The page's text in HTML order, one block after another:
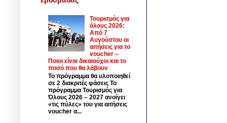
Τουρισμός για
όλους 2026:
Από 7
Αυγούστου οι
αιτήσεις για το
voucher –
Ποιοι είναι δικαιούχοι και το
ποσό που θα λάβουν
Το πρόγραμμα θα υλοποιηθεί
σε 2 διακριτές φάσεις Το
πρόγραμμα Τουρισμός για
Όλους 2026 – 2027 ανοίγει
«τις πύλες» του για αιτήσεις
voucher α...